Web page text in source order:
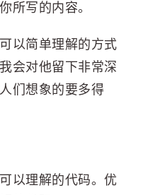
所写的内容。
以简单理解的方式
会对他留下非常深
们想象的要多得
以理解的代码。优